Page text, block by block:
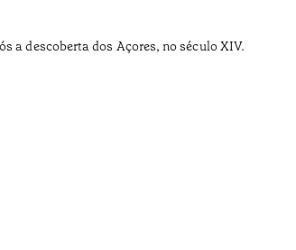
a descoberta dos Açores, no século XIV.